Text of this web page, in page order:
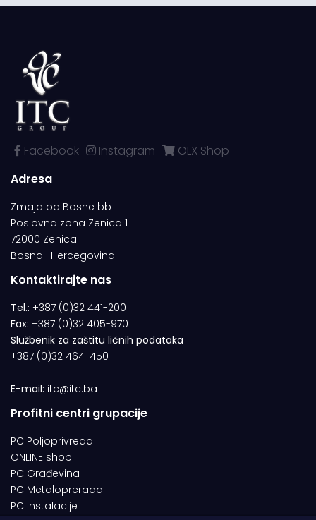
Facebook Instagram
OLX Shop
Adresa
Zmaja od Bosne bb
Poslovna zona Zenica 1
72000 Zenica
Bosna i Hercegovina
Kontaktirajte nas
Tel.: +387 (0)32 441-200
Fax: +387 (0)32 405-970
Službenik za zaštitu ličnih podataka
+387 (0)32 464-450
E-mail: itc@itc.ba
Profitni centri grupacije
PC Poljoprivreda
ONLINE shop
PC Građevina
PC Metaloprerada
PC Instalacije